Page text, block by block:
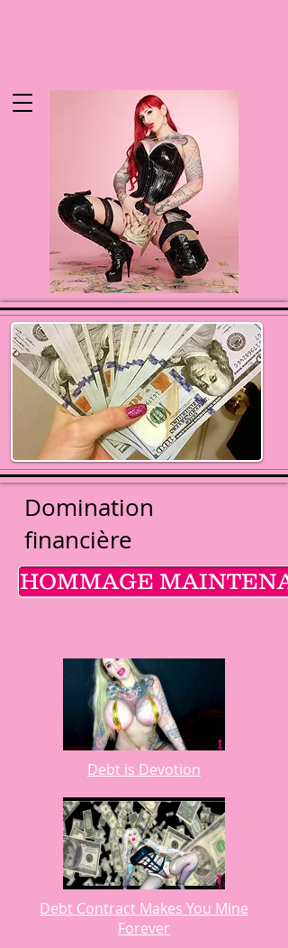
Domination
financière
HOMMAGE
Debt is Devotion
Debt Contract Makes You Mine
Forever